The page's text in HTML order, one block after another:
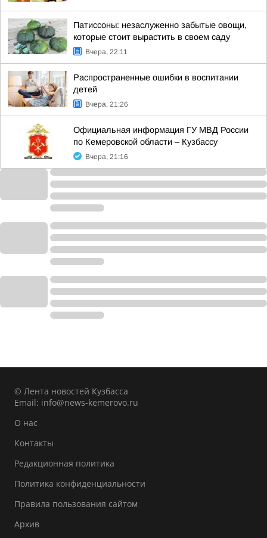
Патиссоны: незаслуженно забытые овощи,
которые стоит вырастить в своем саду
Вчера, 22:11
Распространенные ошибки в воспитании
детей
Вчера, 21:26
Официальная информация ГУ МВД России
по Кемеровской области – Кузбассу
Вчера, 21:16
© Лента новостей Кузбасса
Email: info@news-kemerovo.ru
О нас
Контакты
Редакционная политика
Политика конфиденциальности
Правила пользования сайтом
Архив